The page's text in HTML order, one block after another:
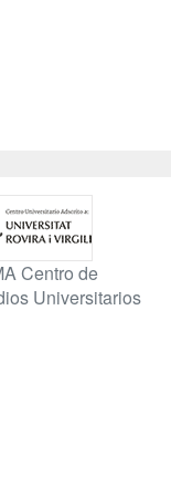
Centro de
Universitarios